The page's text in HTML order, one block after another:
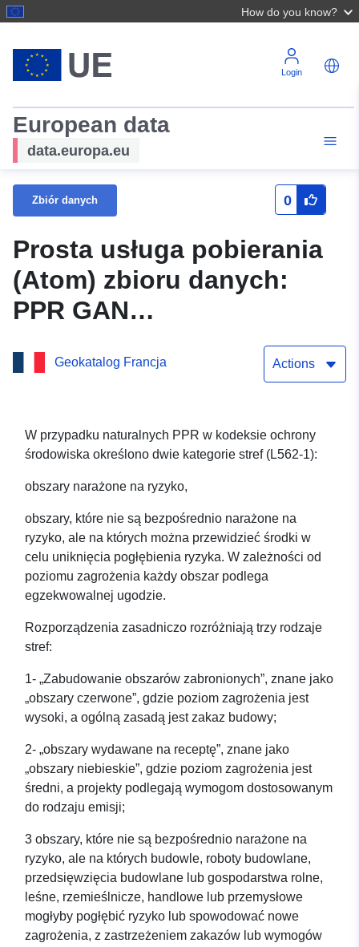
How do you know?
Login
European data
data.europa.eu
Zbiór danych 0
Prosta usługa pobierania
(Atom) zbioru danych:
PPR GAN
(64DDTM20050004) –
Regulowany obszar planu
GAN (64230), departament
Pyrénées-Atlantiques.
Geokatalog Francja Actions
W przypadku naturalnych PPR w kodeksie ochrony
środowiska określono dwie kategorie stref (L562-1):
obszary narażone na ryzyko,
obszary, które nie są bezpośrednio narażone na
ryzyko, ale na których można przewidzieć środki w
celu uniknięcia pogłębienia ryzyka. W zależności od
poziomu zagrożenia każdy obszar podlega
egzekwowalnej ugodzie.
Rozporządzenia zasadniczo rozróżniają trzy rodzaje
stref:
1- „Zabudowanie obszarów zabronionych”, znane jako
„obszary czerwone”, gdzie poziom zagrożenia jest
wysoki, a ogólną zasadą jest zakaz budowy;
2- „obszary wydawane na receptę”, znane jako
„obszary niebieskie”, gdzie poziom zagrożenia jest
średni, a projekty podlegają wymogom dostosowanym
do rodzaju emisji;
3 obszary, które nie są bezpośrednio narażone na
ryzyko, ale na których budowle, roboty budowlane,
przedsięwzięcia budowlane lub gospodarstwa rolne,
leśne, rzemieślnicze, handlowe lub przemysłowe
mogłyby pogłębić ryzyko lub spowodować nowe
zagrożenia, z zastrzeżeniem zakazów lub wymogów